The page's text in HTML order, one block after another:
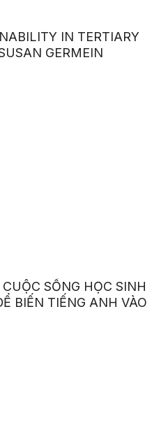
IN TERTIARY
GERMEIN
SỐNG HỌC SINH
BIẾN TIẾNG ANH VÀO